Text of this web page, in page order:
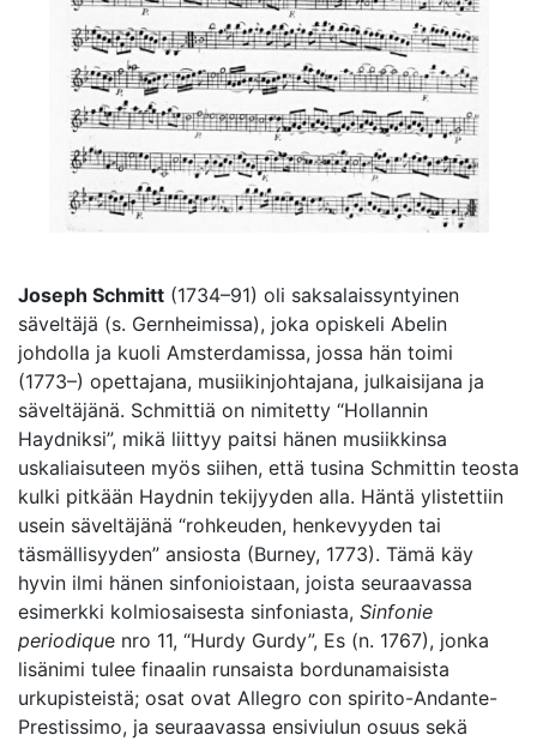
Joseph Schmitt (1734–91) oli saksalaissyntyinen
säveltäjä (s. Gernheimissa), joka opiskeli Abelin
johdolla ja kuoli Amsterdamissa, jossa hän toimi
(1773–) opettajana, musiikinjohtajana, julkaisijana ja
säveltäjänä. Schmittiä on nimitetty “Hollannin
Haydniksi”, mikä liittyy paitsi hänen musiikkinsa
uskaliaisuteen myös siihen, että tusina Schmittin teosta
kulki pitkään Haydnin tekijyyden alla. Häntä ylistettiin
usein säveltäjänä “rohkeuden, henkevyyden tai
täsmällisyyden” ansiosta (Burney, 1773). Tämä käy
hyvin ilmi hänen sinfonioistaan, joista seuraavassa
esimerkki kolmiosaisesta sinfoniasta, Sinfonie
periodique nro 11, “Hurdy Gurdy”, Es (n. 1767), jonka
lisänimi tulee finaalin runsaista bordunamaisista
urkupisteistä; osat ovat Allegro con spirito-Andante-
Prestissimo, ja seuraavassa ensiviulun osuus sekä